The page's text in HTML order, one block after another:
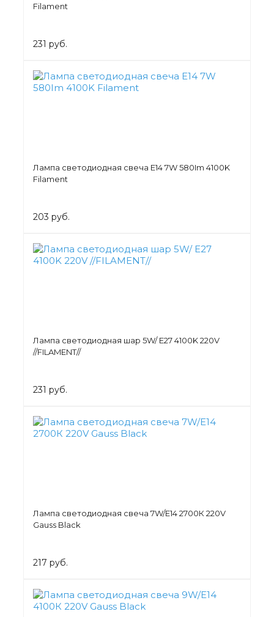
Filament
231 руб.
Лампа светодиодная свеча Е14 7W 580Im 4100K
Filament
203 руб.
Лампа светодиодная шар 5W/ E27 4100K 220V
//FILAMENT//
231 руб.
Лампа светодиодная свеча 7W/Е14 2700К 220V
Gauss Black
217 руб.